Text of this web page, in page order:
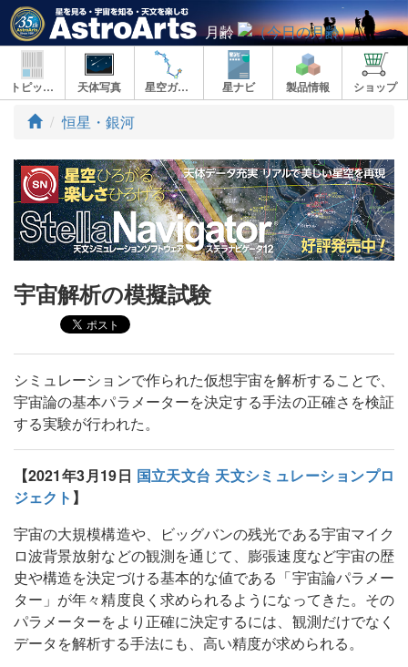
月齢
トピックス 天体写真 星空ガイド 星ナビ 製品情報 ショップ
ト
プ
恒星・銀河
宇宙解析の模擬試験
シミュレーションで作られた仮想宇宙を解析することで、
宇宙論の基本パラメーターを決定する手法の正確さを検証
する実験が行われた。
【2021年3月19日 国立天文台 天文シミュレーションプロ
ジェクト 】
宇宙の大規模構造や、ビッグバンの残光である宇宙マイク
ロ波背景放射などの観測を通じて、膨張速度など宇宙の歴
史や構造を決定づける基本的な値である「宇宙論パラメー
ター」が年々精度良く求められるようになってきた。その
パラメーターをより正確に決定するには、観測だけでなく
データを解析する手法にも、高い精度が求められる。